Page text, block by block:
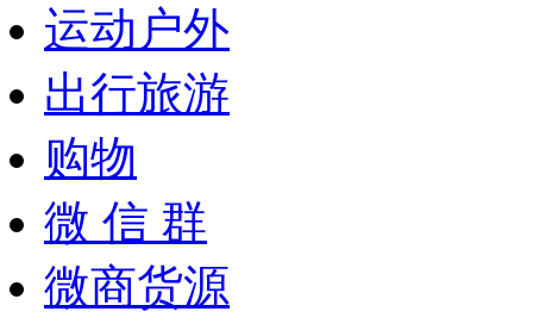
运动户外
出行旅游
购物
微 信 群
微商货源